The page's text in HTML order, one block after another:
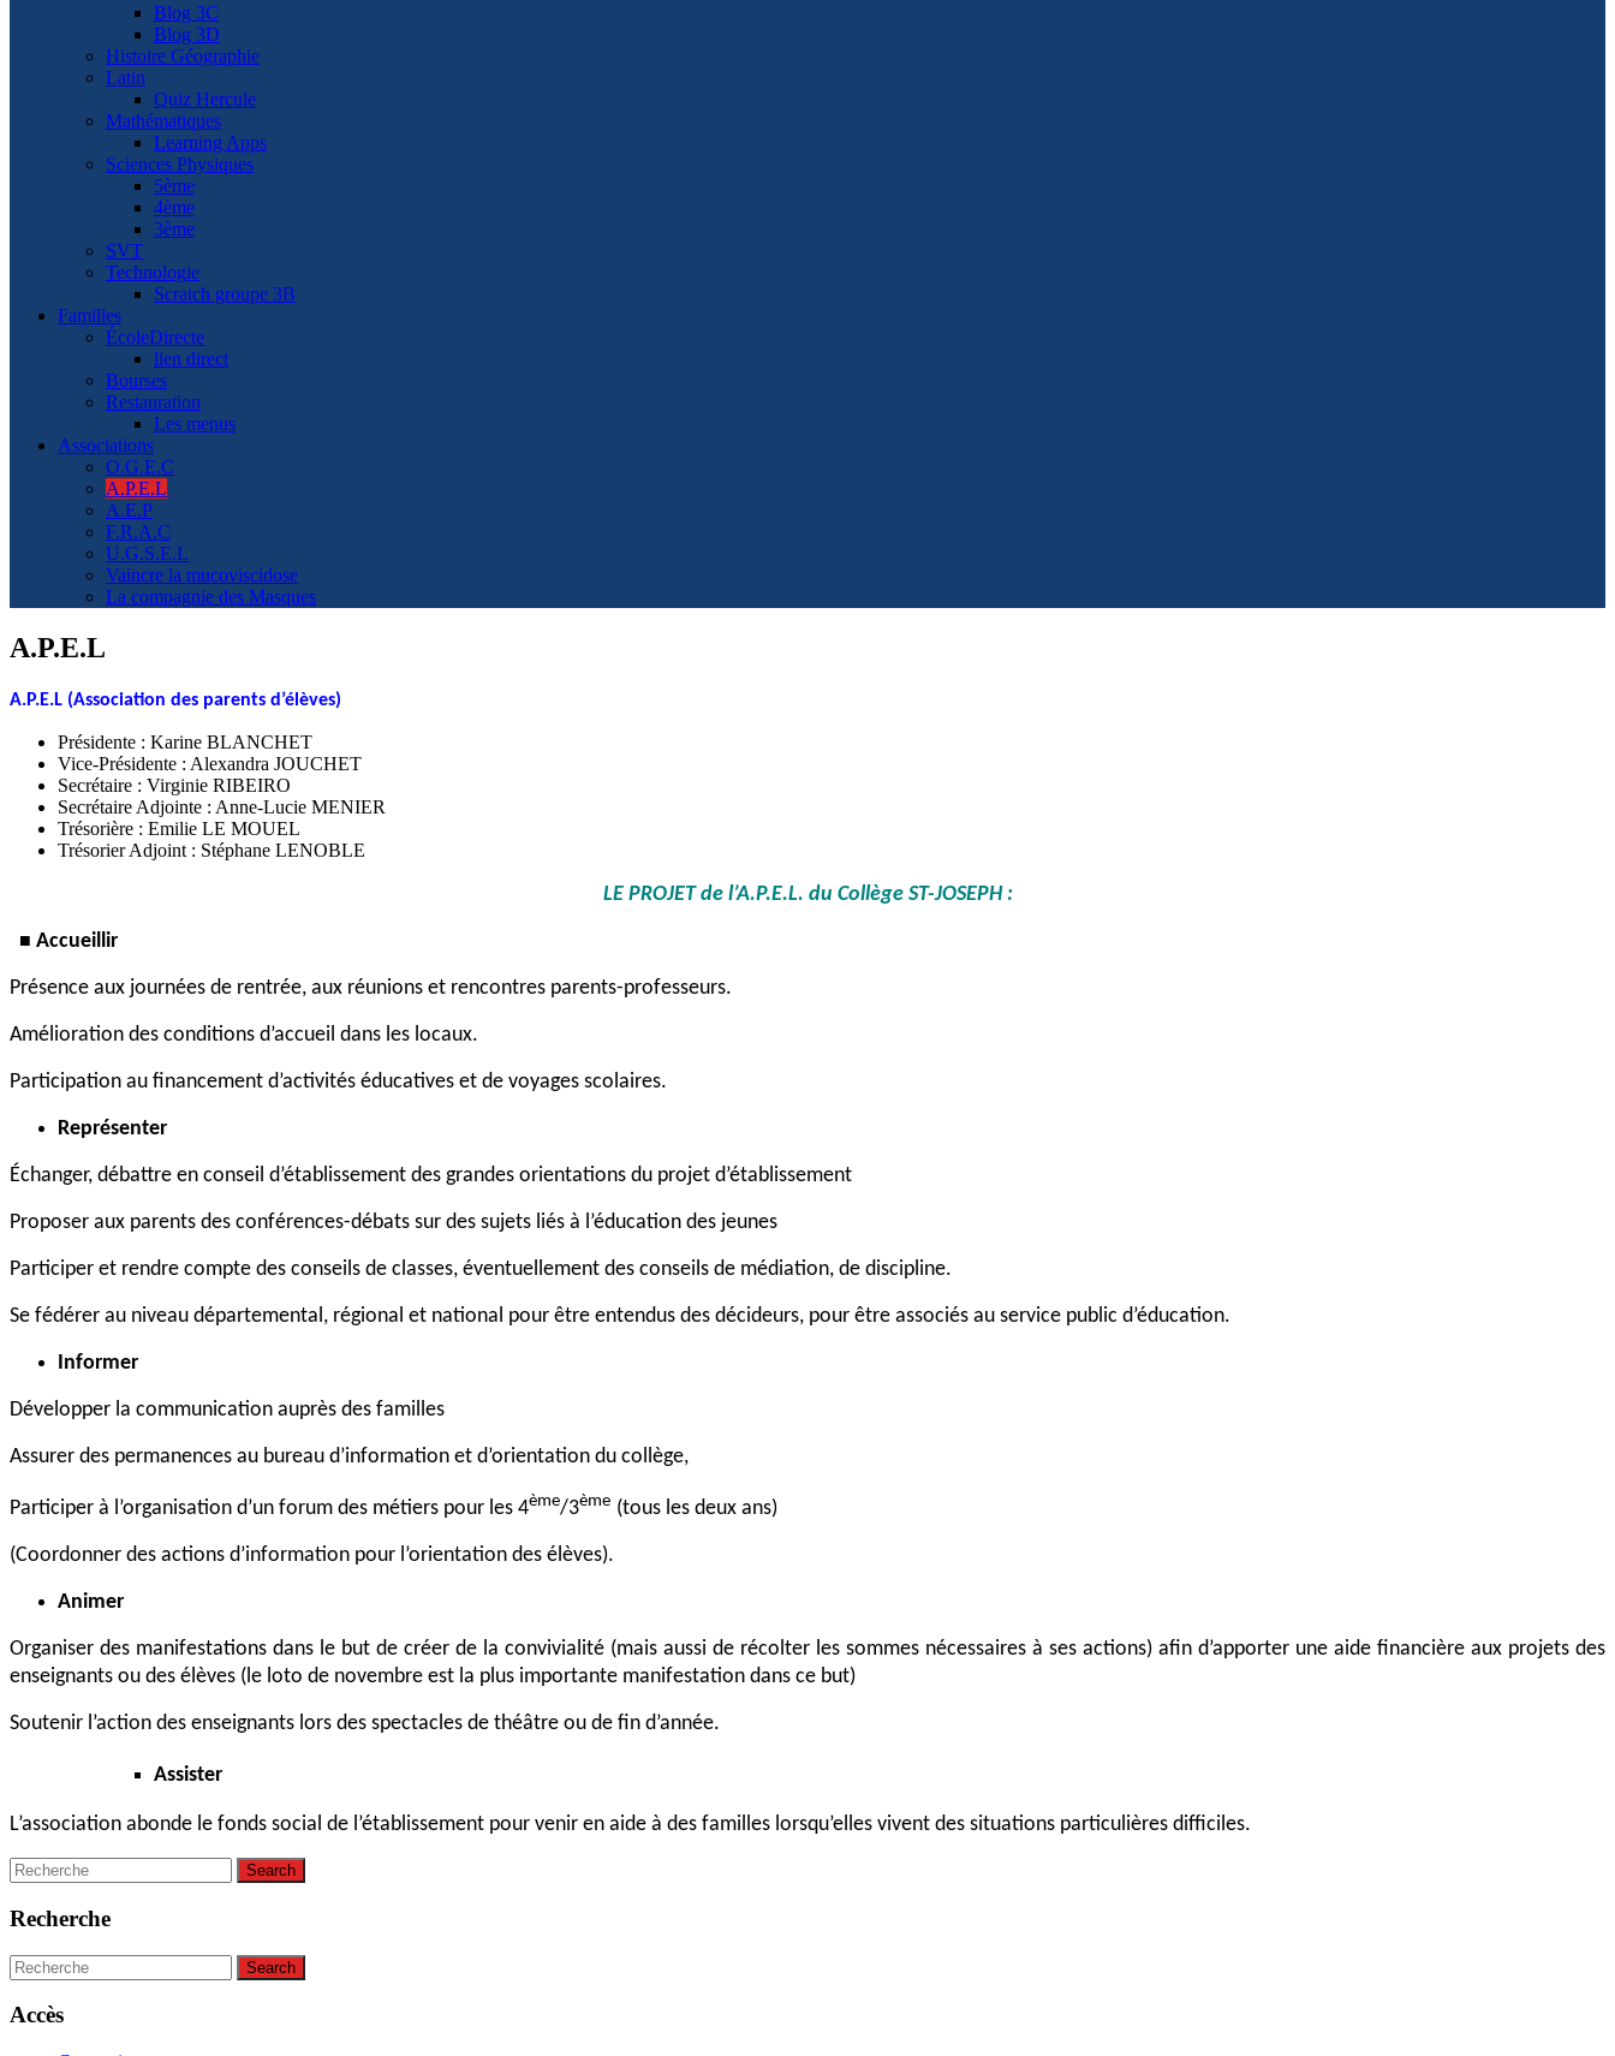
Blog 3C
Blog 3D
Histoire Géographie
Latin
Quiz Hercule
Mathématiques
Learning Apps
Sciences Physiques
5ème
4ème
3ème
SVT
Technologie
Scratch groupe 3B
Familles
ÉcoleDirecte
lien direct
Bourses
Restauration
Les menus
Associations
O.G.E.C
A.P.E.L
A.E.P
F.R.A.C
U.G.S.E.L
Vaincre la mucoviscidose
La compagnie des Masques
A.P.E.L
A.P.E.L (Association des parents d’élèves)
Présidente : Karine BLANCHET
Vice-Présidente : Alexandra JOUCHET
Secrétaire : Virginie RIBEIRO
Secrétaire Adjointe : Anne-Lucie MENIER
Trésorière : Emilie LE MOUEL
Trésorier Adjoint : Stéphane LENOBLE
LE PROJET de l’A.P.E.L. du Collège ST-JOSEPH :
■ Accueillir
Présence aux journées de rentrée, aux réunions et rencontres parents-professeurs.
Amélioration des conditions d’accueil dans les locaux.
Participation au financement d’activités éducatives et de voyages scolaires.
Représenter
Échanger, débattre en conseil d’établissement des grandes orientations du projet d’établissement
Proposer aux parents des conférences-débats sur des sujets liés à l’éducation des jeunes
Participer et rendre compte des conseils de classes, éventuellement des conseils de médiation, de discipline.
Se fédérer au niveau départemental, régional et national pour être entendus des décideurs, pour être associés au service public d’éducation.
Informer
Développer la communication auprès des familles
Assurer des permanences au bureau d’information et d’orientation du collège,
Participer à l’organisation d’un forum des métiers pour les 4ème/3ème (tous les deux ans)
(Coordonner des actions d’information pour l’orientation des élèves).
Animer
Organiser des manifestations dans le but de créer de la convivialité (mais aussi de récolter les sommes nécessaires à ses actions) afin d’apporter une aide financière aux projets des
enseignants ou des élèves (le loto de novembre est la plus importante manifestation dans ce but)
Soutenir l’action des enseignants lors des spectacles de théâtre ou de fin d’année.
Assister
L’association abonde le fonds social de l’établissement pour venir en aide à des familles lorsqu’elles vivent des situations particulières difficiles.
Search
for:
Recherche
Search
for:
Accès